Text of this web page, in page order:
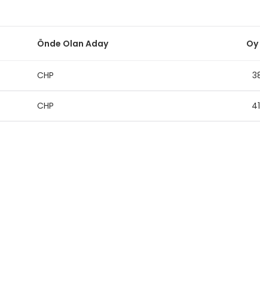
Önde Olan Aday Oy
CHP
CHP